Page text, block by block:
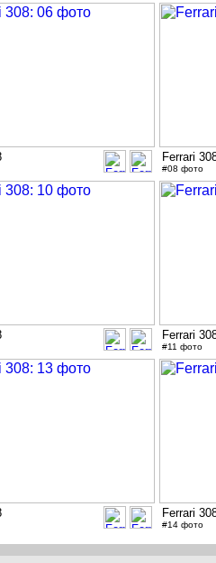
Ferrari
#08 фото
Ferrari
#11 фото
Ferrari
#14 фото